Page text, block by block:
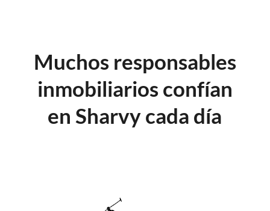
Muchos responsables
inmobiliarios confían
en Sharvy cada día